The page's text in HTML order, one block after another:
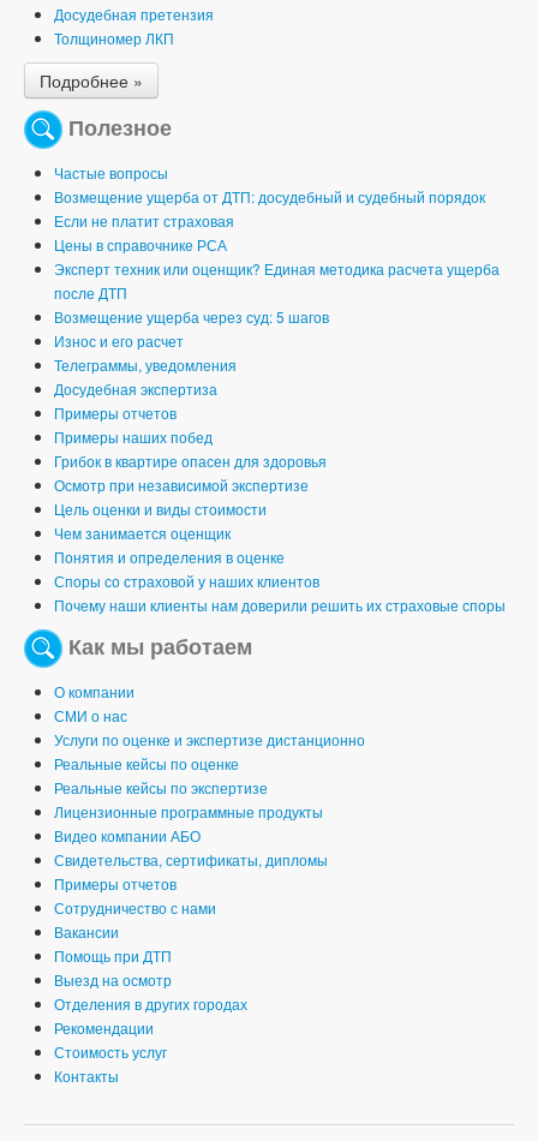
Досудебная претензия
Толщиномер ЛКП
Подробнее »
Полезное
Частые вопросы
Возмещение ущерба от ДТП: досудебный и судебный порядок
Если не платит страховая
Цены в справочнике РСА
Эксперт техник или оценщик? Единая методика расчета ущерба
после ДТП
Возмещение ущерба через суд: 5 шагов
Износ и его расчет
Телеграммы, уведомления
Досудебная экспертиза
Примеры отчетов
Примеры наших побед
Грибок в квартире опасен для здоровья
Осмотр при независимой экспертизе
Цель оценки и виды стоимости
Чем занимается оценщик
Понятия и определения в оценке
Споры со страховой у наших клиентов
Почему наши клиенты нам доверили решить их страховые споры
Как мы работаем
О компании
СМИ о нас
Услуги по оценке и экспертизе дистанционно
Реальные кейсы по оценке
Реальные кейсы по экспертизе
Лицензионные программные продукты
Видео компании АБО
Свидетельства, сертификаты, дипломы
Примеры отчетов
Сотрудничество с нами
Вакансии
Помощь при ДТП
Выезд на осмотр
Отделения в других городах
Рекомендации
Стоимость услуг
Контакты